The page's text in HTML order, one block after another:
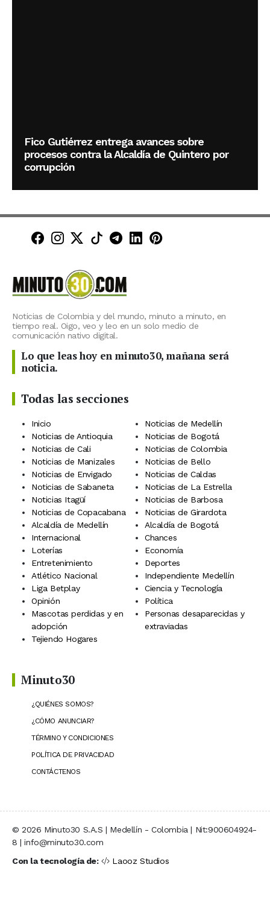
Fico Gutiérrez entrega avances sobre
procesos contra la Alcaldía de Quintero por
corrupción
Minuto30 en Facebook
Minuto30 en Instagram
Minuto30 en X (Twitter)
Minuto30 en TikTok
Canal de Minuto30 en
Minuto30 en LinkedIn
Minuto30 en
Noticias de Colombia y del mundo, minuto a minuto, en
tiempo real. Oigo, veo y leo en un solo medio de
comunicación nativo digital.
Lo que leas hoy en minuto30, mañana será
noticia.
Todas las secciones
Inicio
Noticias de Medellín
Noticias de Antioquia
Noticias de Bogotá
Noticias de Cali
Noticias de Colombia
Noticias de Manizales
Noticias de Bello
Noticias de Envigado
Noticias de Caldas
Noticias de Sabaneta
Noticias de La Estrella
Noticias Itagüí
Noticias de Barbosa
Noticias de Copacabana
Noticias de Girardota
Alcaldía de Medellín
Alcaldía de Bogotá
Internacional
Chances
Loterías
Economía
Entretenimiento
Deportes
Atlético Nacional
Independiente Medellín
Liga Betplay
Ciencia y Tecnología
Opinión
Política
Mascotas perdidas y en
adopción
Personas desaparecidas y
extraviadas
Tejiendo Hogares
Minuto30
¿QUIÉNES SOMOS?
¿CÓMO ANUNCIAR?
TÉRMINO Y CONDICIONES
POLÍTICA DE PRIVACIDAD
CONTÁCTENOS
© 2026 Minuto30 S.A.S | Medellín - Colombia | Nit:900604924-
8 | info@minuto30.com
Con la tecnología de:
Laooz Studios